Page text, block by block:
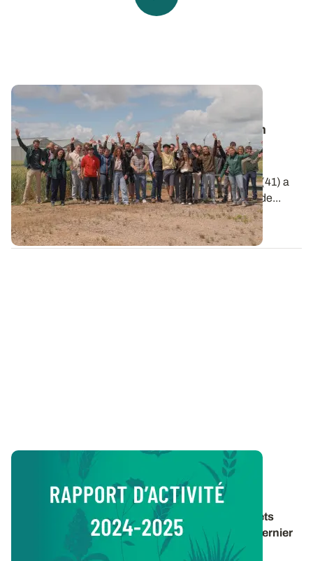
🎬 Clap de Champs 2026 : une belle édition
placée sous le signe de l'innovation !
Le 2 juin dernier, la station de recherche et
d'expérimentation ARVALIS d'Ouzouer-le-Marché (41) a
accueilli la remise des prix de la 6e édition de Clap de...
09 JUIN 2026
Rapport d’activité 2024-2025
Retrouvez un panorama des travaux et des projets
d’ARVALIS pour la période 2024-2025 dans le dernier
rapport d’activité de l’institut. 40 pages pour